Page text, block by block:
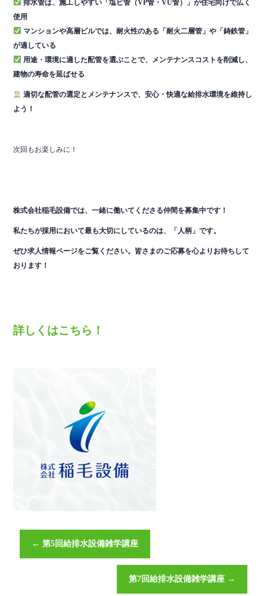
排水管は、施工しやすい「塩ビ管（VP管・VU管）」が住宅向けで広く
使用
マンションや高層ビルでは、耐火性のある「耐火二層管」や「鋳鉄管」
が適している
用途・環境に適した配管を選ぶことで、メンテナンスコストを削減し、
建物の寿命を延ばせる
適切な配管の選定とメンテナンスで、安心・快適な給排水環境を維持し
よう！
次回もお楽しみに！
株式会社稲毛設備では、一緒に働いてくださる仲間を募集中です！
私たちが採用において最も大切にしているのは、「人柄」です。
ぜひ求人情報ページをご覧ください。皆さまのご応募を心よりお待ちして
おります！
詳しくはこちら！
← 第5回給排水設備雑学講座
第7回給排水設備雑学講座 →